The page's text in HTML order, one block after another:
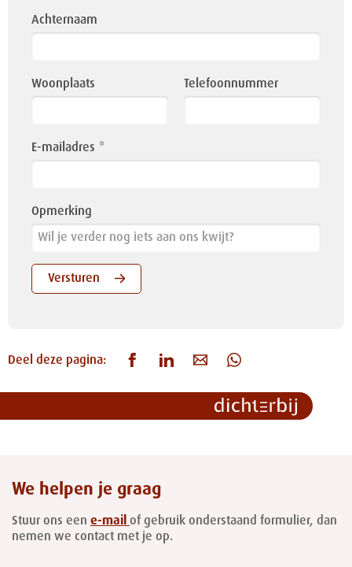
Achternaam
Woonplaats Telefoonnummer
E-mailadres
Opmerking
Versturen
Deel deze pagina:
We helpen je graag
Stuur ons een e-mail of gebruik onderstaand formulier, dan
nemen we contact met je op.